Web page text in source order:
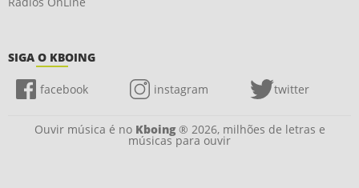
SIGA O KBOING
facebook instagram twitter
Ouvir música é no Kboing® 2026, milhões de letras e
músicas para ouvir